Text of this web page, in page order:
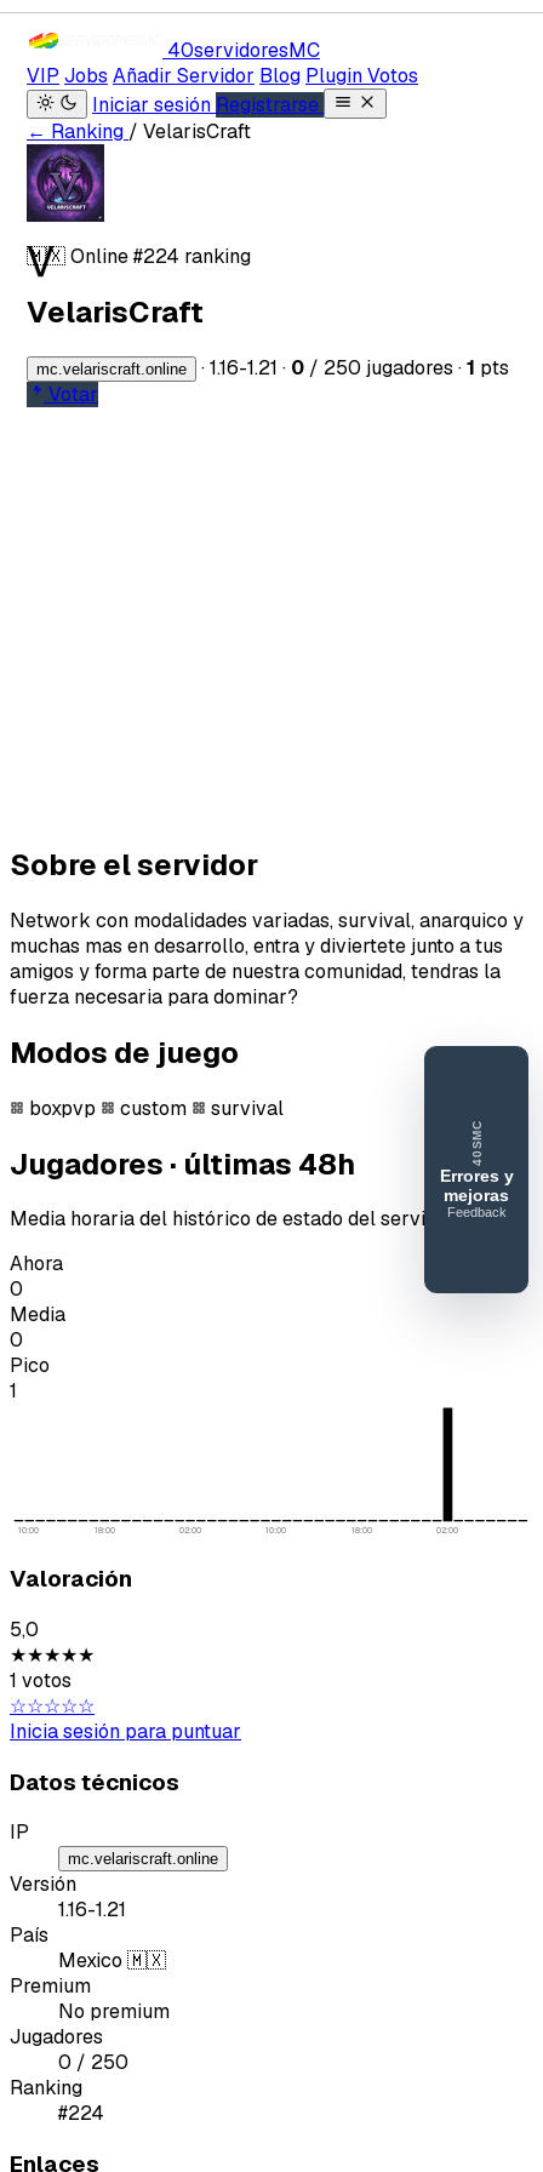
40servidoresMC
VIP Jobs Añadir Servidor Blog Plugin Votos
Iniciar sesión Registrarse
← Ranking / VelarisCraft
V
🇲🇽Online#224 ranking
VelarisCraft
mc.velariscraft.online ·1.16-1.21 · 0 / 250 jugadores ·1 pts
Votar
Sobre el servidor
Network con modalidades variadas, survival, anarquico y
muchas mas en desarrollo, entra y diviertete junto a tus
amigos y forma parte de nuestra comunidad, tendras la
fuerza necesaria para dominar?
Modos de juego
boxpvp custom survival
Jugadores · últimas 48h
Media horaria del histórico de estado del servidor.
Ahora
0
Media
0
Pico
1
10:00 18:00 02:00 10:00 18:00 02:00
Valoración
5,0
★★★★★
1 votos
☆☆☆☆☆
Inicia sesión para puntuar
Datos técnicos
IP
mc.velariscraft.online
Versión
1.16-1.21
País
Mexico 🇲🇽
Premium
No premium
Jugadores
0 / 250
Ranking
#224
Enlaces
40SMC
Errores y
mejoras
Feedback
40SERVIDORESMC
Tipo de feedback